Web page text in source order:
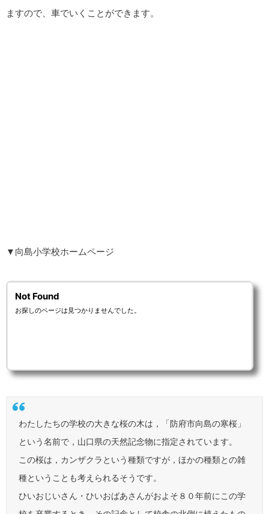
ますので、車でいくことができます。
▼向島小学校ホームページ
わたしたちの学校の大きな桜の木は，「防府市向島の寒桜」
という名前で，山口県の天然記念物に指定されています。
この桜は，カンザクラという種類ですが，ほかの種類との雑
種ということも考えられるそうです。
ひいおじいさん・ひいおばあさんがおよそ８０年前にこの学